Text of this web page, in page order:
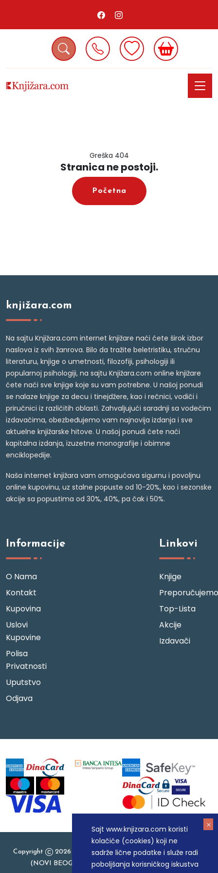
Sajt www.knjizara.com koristi
kolačiće (cookies) koji ne
sadrže lične podatke i služe radi
poboljšanja korisničkog iskustva
Greška 404
Stranica ne postoji.
Početna
knjižara.com
Na sajtu Knjižara.com internet knjižare naći ćete širok izbor
naslova iz svih žanrova. Bilo da tražite beletristiku, stručnu
literaturu, knjige o umetnosti, filozofiji, psihologiji ili
popularnoj psihologiji, na sajtu Knjižara.com online knjižare
ćete naći sve knjige koje su vam potrebne. U našoj ponudi
se nalaze knjige za decu i tinejdžere, kao i rečnici, vodiči i
priručnici iz različitih oblasti. Zahvaljujući saradnji sa vodećim
izdavačima, obezbeđujemo vam najnovija izdanja i sve
aktuelne knjižarske hitove. U našoj ponudi ćete naći
kapitalna izdanja, izuzetne monografije i obimne
enciklopedije.
Naša internet knjižara vam omogućava sigurnu i povoljnu
online kupovinu, uz stalne popuste od 10-20%, kao i sezonske
akcije sa popustima od 30%, 40%, pa čak i 50%.
Informacije
O Nama
Kontakt
Kupovina
Uslovi
Kupovine
Polisa
Privatnosti
Uputstvo
Odjava
Linkovi
Knjige
Preporučujemo
Top-Lista
Akcije
Izdavači
Copyright
2026 Knjizara.com - MAKART DOO BEOGRAD
(NOVI BEOGRAD), PIB: 105184104, MB: 20337524